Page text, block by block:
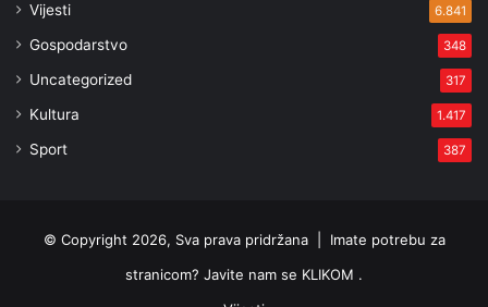
Vijesti 6.841
Gospodarstvo 348
Uncategorized 317
Kultura 1.417
Sport 387
© Copyright 2026, Sva prava pridržana | Imate potrebu za
stranicom? Javite nam se KLIKOM .